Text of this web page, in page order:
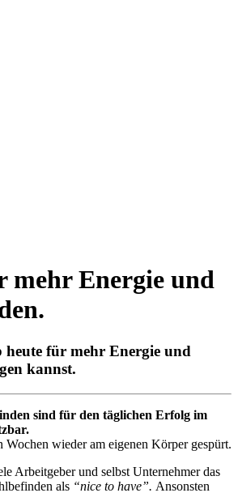
mehr Energie und
heute für mehr Energie und
kannst.
sind für den täglichen Erfolg im
Wochen wieder am eigenen Körper gespürt.
Arbeitgeber und selbst Unternehmer das
als “nice to have”. Ansonsten